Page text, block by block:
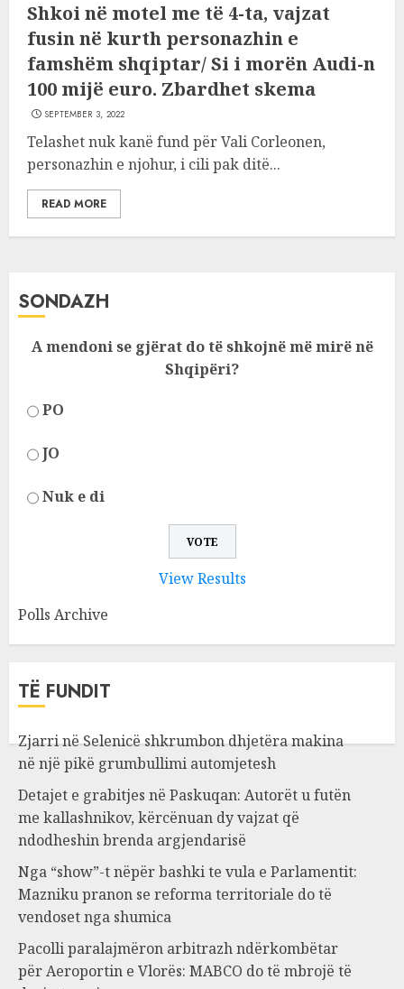
Shkoi në motel me të 4-ta, vajzat
fusin në kurth personazhin e
famshëm shqiptar/ Si i morën Audi-n
100 mijë euro. Zbardhet skema
SEPTEMBER 3, 2022
Telashet nuk kanë fund për Vali Corleonen,
personazhin e njohur, i cili pak ditë...
READ MORE
SONDAZH
A mendoni se gjërat do të shkojnë më mirë në
Shqipëri?
PO
JO
Nuk e di
View Results
Polls Archive
TË FUNDIT
Zjarri në Selenicë shkrumbon dhjetëra makina
në një pikë grumbullimi automjetesh
Detajet e grabitjes në Paskuqan: Autorët u futën
me kallashnikov, kërcënuan dy vajzat që
ndodheshin brenda argjendarisë
Nga “show”-t nëpër bashki te vula e Parlamentit:
Mazniku pranon se reforma territoriale do të
vendoset nga shumica
Pacolli paralajmëron arbitrazh ndërkombëtar
për Aeroportin e Vlorës: MABCO do të mbrojë të